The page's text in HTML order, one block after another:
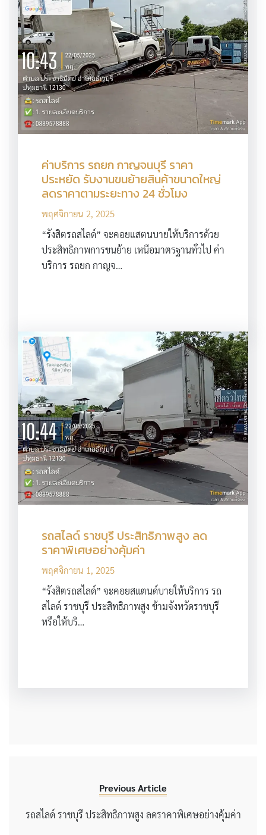
ค่าบริการ รถยก กาญจนบุรี ราคา
ประหยัด รับงานขนย้ายสินค้าขนาดใหญ่
ลดราคาตามระยะทาง 24 ชั่วโมง
พฤศจิกายน 2, 2025
“รังสิตรถสไลด์” จะคอยแสตนบายให้บริการด้วย
ประสิทธิภาพการขนย้าย เหนือมาตรฐานทั่วไป ค่า
บริการ รถยก กาญจ…
รถสไลด์ ราชบุรี ประสิทธิภาพสูง ลด
ราคาพิเศษอย่างคุ้มค่า
พฤศจิกายน 1, 2025
“รังสิตรถสไลด์” จะคอยสแตนด์บายให้บริการ รถ
สไลด์ ราชบุรี ประสิทธิภาพสูง ข้ามจังหวัดราชบุรี
หรือให้บริ…
Previous Article
รถสไลด์ ราชบุรี ประสิทธิภาพสูง ลดราคาพิเศษอย่างคุ้มค่า